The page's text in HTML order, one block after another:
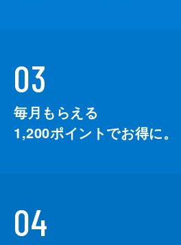
03
毎月もらえる
1,200ポイントでお得に。
04